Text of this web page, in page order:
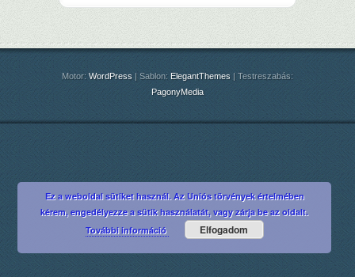
Motor: WordPress | Sablon: ElegantThemes | Testreszabás:
PagonyMedia
Ez a weboldal sütiket használ. Az Uniós törvények értelmében
kérem, engedélyezze a sütik használatát, vagy zárja be az oldalt.
További információ
Elfogadom